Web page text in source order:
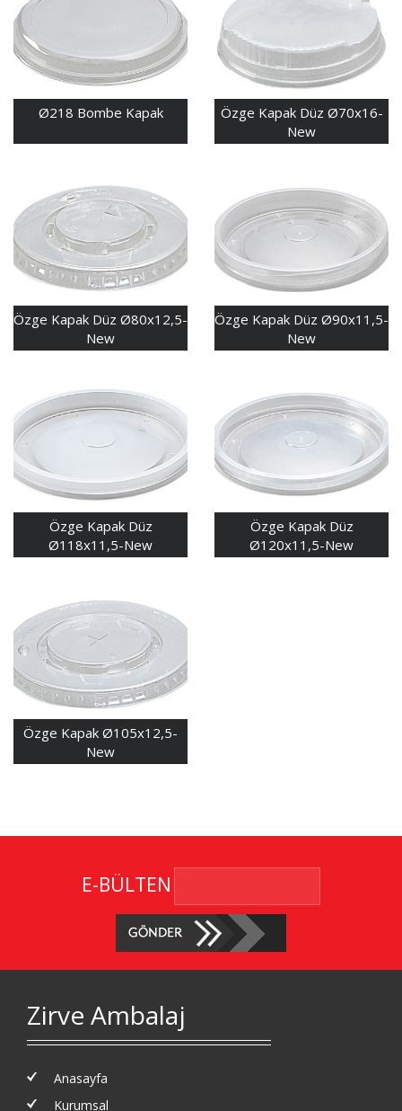
Ø218 Bombe Kapak
Özge Kapak Düz Ø70x16-
New
Özge Kapak Düz Ø80x12,5-
New
Özge Kapak Düz Ø90x11,5-
New
Özge Kapak Düz
Ø118x11,5-New
Özge Kapak Düz
Ø120x11,5-New
Özge Kapak Ø105x12,5-
New
E-BÜLTEN
Zirve Ambalaj
Anasayfa
Kurumsal